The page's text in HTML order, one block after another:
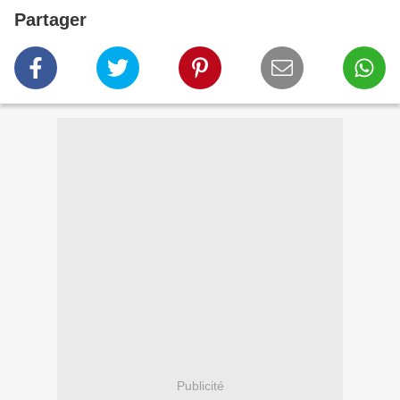
Partager
Publicité